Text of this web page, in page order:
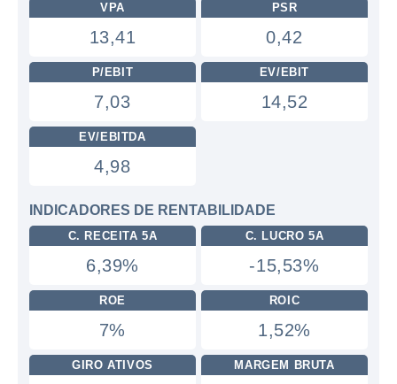
VPA
13,41
PSR
0,42
P/EBIT
7,03
EV/EBIT
14,52
EV/EBITDA
4,98
INDICADORES DE RENTABILIDADE
C. RECEITA 5A
6,39%
C. LUCRO 5A
-15,53%
ROE
7%
ROIC
1,52%
GIRO ATIVOS MARGEM BRUTA